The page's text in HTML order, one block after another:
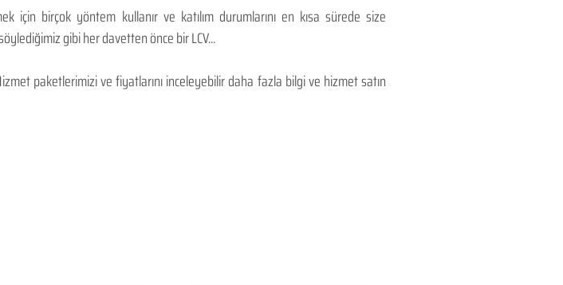
için birçok yöntem kullanır ve katılım durumlarını en kısa sürede size
gibi her davetten önce bir LCV...
paketlerimizi ve fiyatlarını inceleyebilir daha fazla bilgi ve hizmet satın